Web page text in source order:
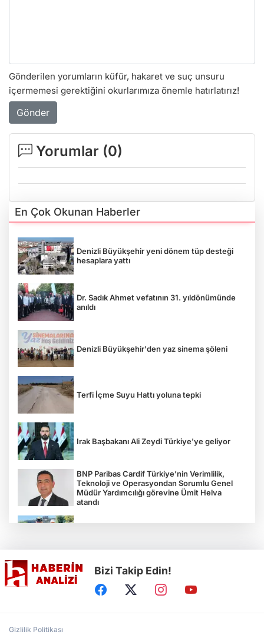
Gönderilen yorumların küfür, hakaret ve suç unsuru
içermemesi gerektiğini okurlarımıza önemle hatırlatırız!
Gönder
Yorumlar (0)
En Çok Okunan Haberler
Denizli Büyükşehir yeni dönem tüp desteği
hesaplara yattı
Dr. Sadık Ahmet vefatının 31. yıldönümünde
anıldı
Denizli Büyükşehir'den yaz sinema şöleni
Terfi İçme Suyu Hattı yoluna tepki
Irak Başbakanı Ali Zeydi Türkiye'ye geliyor
BNP Paribas Cardif Türkiye’nin Verimlilik,
Teknoloji ve Operasyondan Sorumlu Genel
Müdür Yardımcılığı görevine Ümit Helva
atandı
Bizi Takip Edin!
Gizlilik Politikası